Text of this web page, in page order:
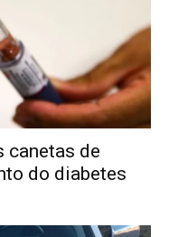
canetas de
do diabetes